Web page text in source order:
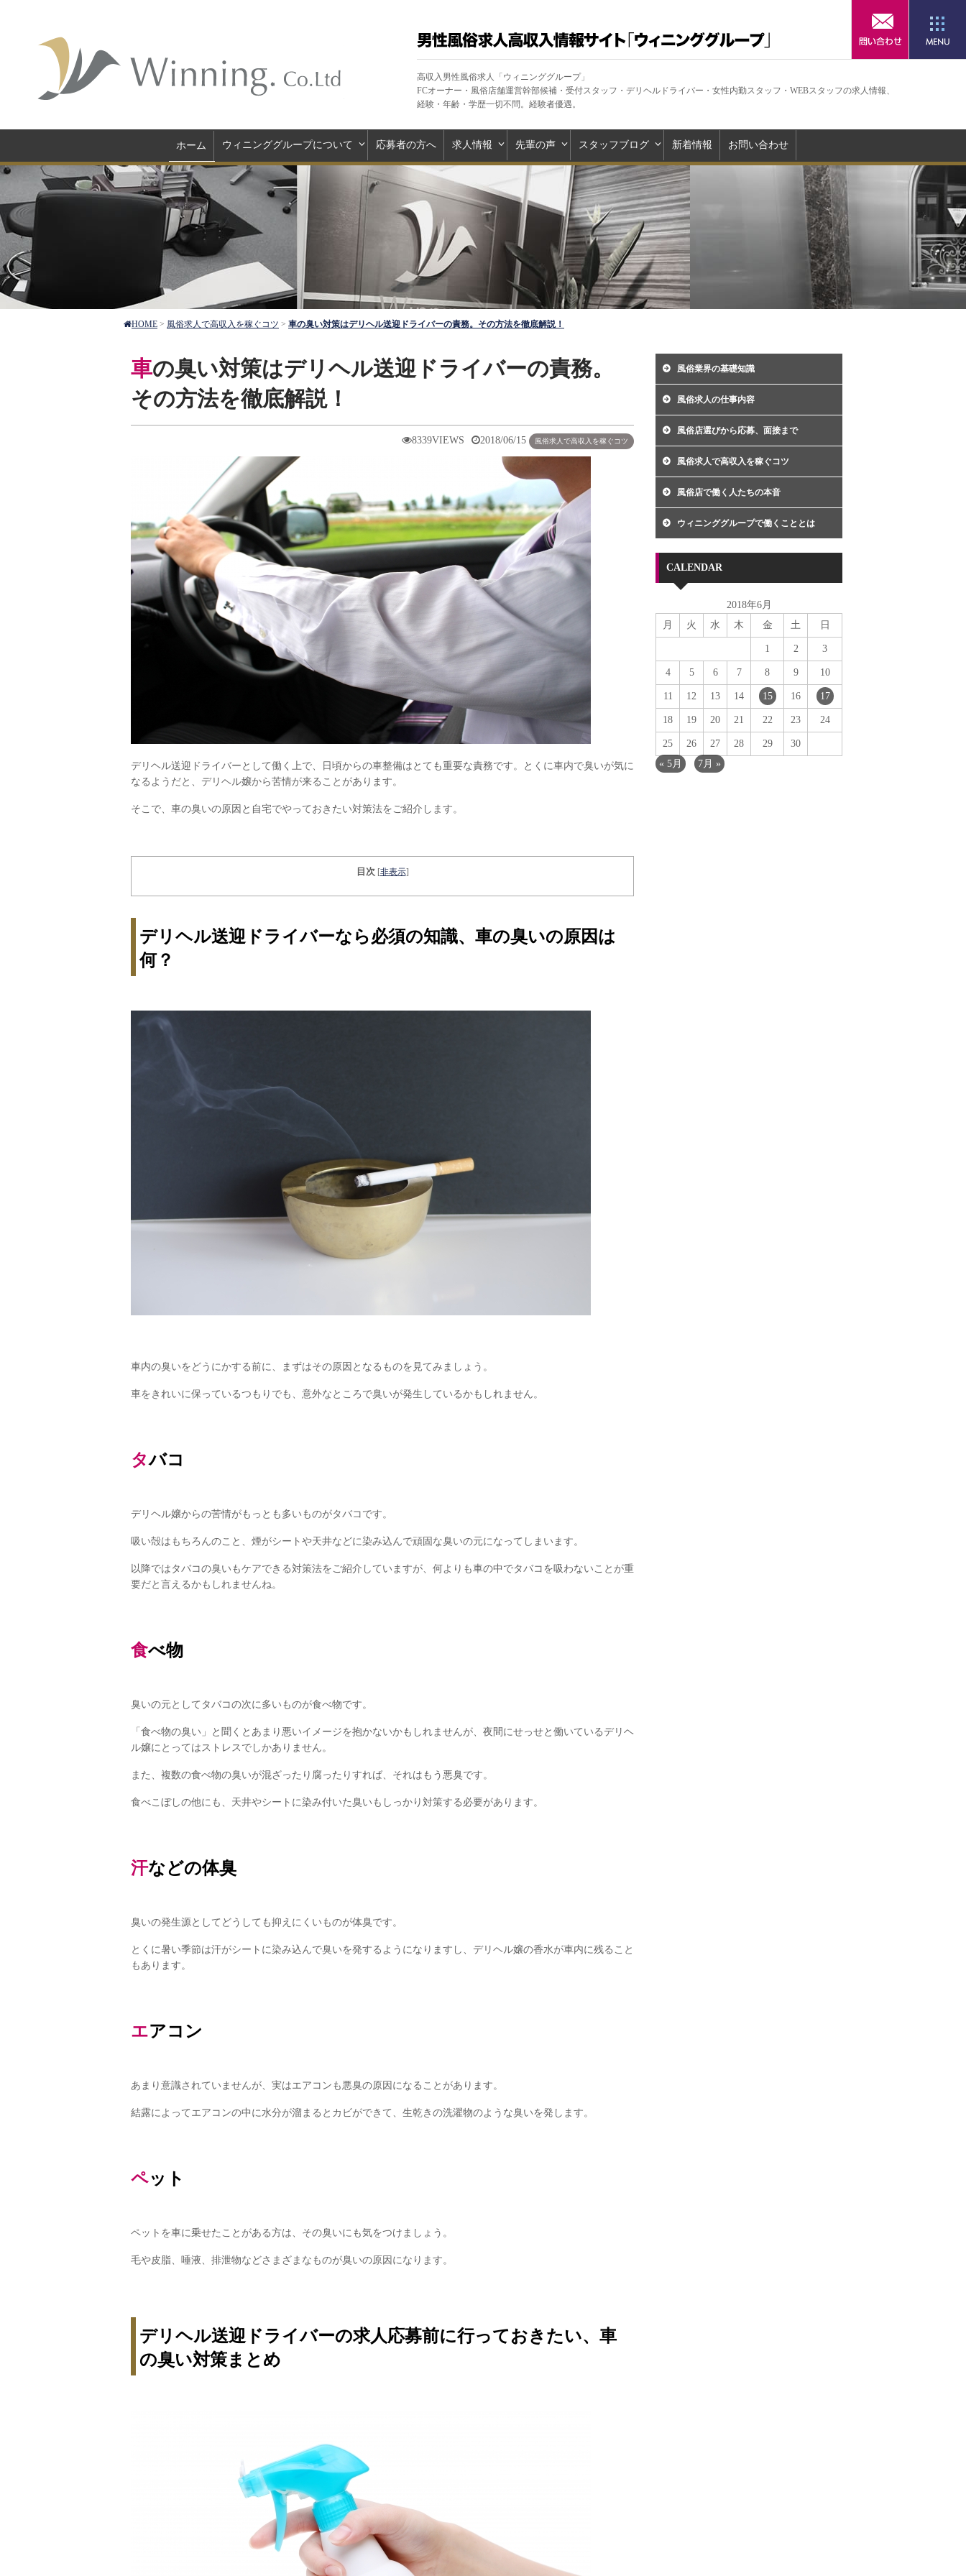
高収入男性風俗求人「ウィニンググループ」
FCオーナー・風俗店舗運営幹部候補・受付スタッフ・デリヘルドライバー・女性内勤スタッフ・WEBスタッフの求人情報、
経験・年齢・学歴一切不問。経験者優遇。
ホーム ウィニンググループについて 応募者の方へ 求人情報 先輩の声 スタッフブログ 新着情報 お問い合わせ
HOME > 風俗求人で高収入を稼ぐコツ > 車の臭い対策はデリヘル送迎ドライバーの責務。その方法を徹底解説！
車の臭い対策はデリヘル送迎ドライバーの責務。
その方法を徹底解説！
8339VIEWS 2018/06/15 風俗求人で高収入を稼ぐコツ
デリヘル送迎ドライバーとして働く上で、日頃からの車整備はとても重要な責務です。とくに車内で臭いが気に
なるようだと、デリヘル嬢から苦情が来ることがあります。
そこで、車の臭いの原因と自宅でやっておきたい対策法をご紹介します。
目次 [非表示]
デリヘル送迎ドライバーなら必須の知識、車の臭いの原因は
何？
車内の臭いをどうにかする前に、まずはその原因となるものを見てみましょう。
車をきれいに保っているつもりでも、意外なところで臭いが発生しているかもしれません。
タバコ
デリヘル嬢からの苦情がもっとも多いものがタバコです。
吸い殻はもちろんのこと、煙がシートや天井などに染み込んで頑固な臭いの元になってしまいます。
以降ではタバコの臭いもケアできる対策法をご紹介していますが、何よりも車の中でタバコを吸わないことが重
要だと言えるかもしれませんね。
食べ物
臭いの元としてタバコの次に多いものが食べ物です。
「食べ物の臭い」と聞くとあまり悪いイメージを抱かないかもしれませんが、夜間にせっせと働いているデリヘ
ル嬢にとってはストレスでしかありません。
また、複数の食べ物の臭いが混ざったり腐ったりすれば、それはもう悪臭です。
食べこぼしの他にも、天井やシートに染み付いた臭いもしっかり対策する必要があります。
汗などの体臭
臭いの発生源としてどうしても抑えにくいものが体臭です。
とくに暑い季節は汗がシートに染み込んで臭いを発するようになりますし、デリヘル嬢の香水が車内に残ること
もあります。
エアコン
あまり意識されていませんが、実はエアコンも悪臭の原因になることがあります。
結露によってエアコンの中に水分が溜まるとカビができて、生乾きの洗濯物のような臭いを発します。
ペット
ペットを車に乗せたことがある方は、その臭いにも気をつけましょう。
毛や皮脂、唾液、排泄物などさまざまなものが臭いの原因になります。
デリヘル送迎ドライバーの求人応募前に行っておきたい、車
の臭い対策まとめ
風俗業界の基礎知識
風俗求人の仕事内容
風俗店選びから応募、面接まで
風俗求人で高収入を稼ぐコツ
風俗店で働く人たちの本音
ウィニンググループで働くこととは
CALENDAR
2018年6月
月
火 水 木 金 土 日
1 2 3
4 5 6 7 8 9 10
11 12 13 14 15 16 17
18 19 20 21 22 23 24
25 26 27 28 29
30
« 5月
7月 »